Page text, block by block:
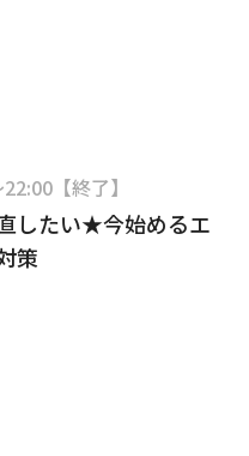
【終了】
したい★今始めるエ
策